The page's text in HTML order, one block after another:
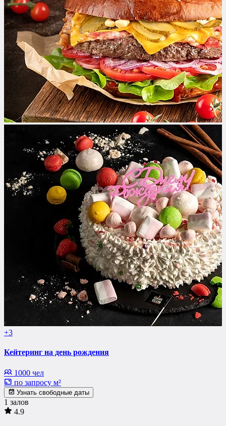
+3
Кейтеринг на день рождения
1000 чел
по запросу м²
Узнать свободные даты
1 залов
4.9